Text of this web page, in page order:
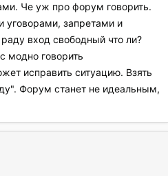
Че уж про форум говорить.
уговорами, запретами и
вход свободный что ли?
модно говорить
исправить ситуацию. Взять
Форум станет не идеальным,